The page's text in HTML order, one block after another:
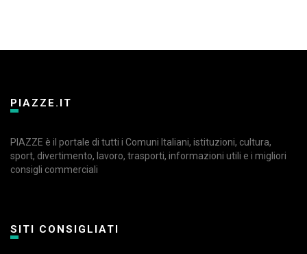
PIAZZE.IT
PIAZZE è il portale di tutti i Comuni Italiani, istituzioni, cultura,
sport, divertimento, lavoro, trasporti, informazioni utili e i migliori
consigli commerciali
SITI CONSIGLIATI